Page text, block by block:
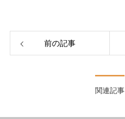
前の記事
関連記事